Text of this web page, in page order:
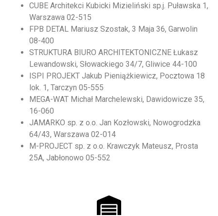
CUBE Architekci Kubicki Mizieliński sp.j. Puławska 1,
Warszawa 02-515
FPB DETAL Mariusz Szostak, 3 Maja 36, Garwolin
08-400
STRUKTURA BIURO ARCHITEKTONICZNE Łukasz
Lewandowski, Słowackiego 34/7, Gliwice 44-100
ISPI PROJEKT Jakub Pieniążkiewicz, Pocztowa 18
lok. 1, Tarczyn 05-555
MEGA-WAT Michał Marchelewski, Dawidowicze 35,
16-060
JAMARKO sp. z o.o. Jan Kozłowski, Nowogrodzka
64/43, Warszawa 02-014
M-PROJECT sp. z o.o. Krawczyk Mateusz, Prosta
25A, Jabłonowo 05-552